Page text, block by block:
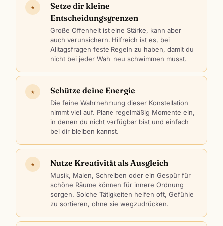
★
Setze dir kleine
Entscheidungsgrenzen
Große Offenheit ist eine Stärke, kann aber
auch verunsichern. Hilfreich ist es, bei
Alltagsfragen feste Regeln zu haben, damit du
nicht bei jeder Wahl neu schwimmen musst.
★ Schütze deine Energie
Die feine Wahrnehmung dieser Konstellation
nimmt viel auf. Plane regelmäßig Momente ein,
in denen du nicht verfügbar bist und einfach
bei dir bleiben kannst.
★ Nutze Kreativität als Ausgleich
Musik, Malen, Schreiben oder ein Gespür für
schöne Räume können für innere Ordnung
sorgen. Solche Tätigkeiten helfen oft, Gefühle
zu sortieren, ohne sie wegzudrücken.